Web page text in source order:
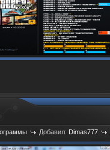
Добавил: Dimas777